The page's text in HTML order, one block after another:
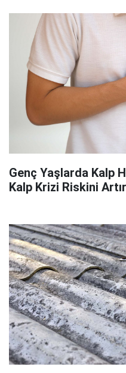
Genç Yaşlarda Kalp
Kalp Krizi Riskini